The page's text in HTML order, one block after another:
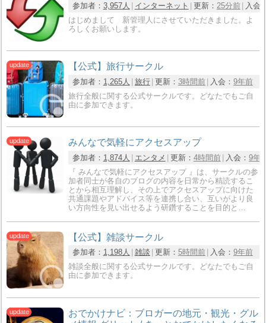
参加者： 3,957人 インターネット 更新： 25分前
入会
はじめまして 新管理人にさせていただきました。よ
ろしくお願いします。
【公式】旅行サークル
参加者： 1,265人 旅行 更新： 3時間前 入会： 9年前
旅行全般に関する公式サークルです。どなたでもご自
由に参加できます。
みんなで気軽にアクセスアップ
参加者： 1,874人 エンタメ 更新： 4時間前 入会： 9年
『 みんなで気軽にアクセスアップ 』は、サークルの参
加者同士が各自のブログの内容を日常から精読するこ
とから相互理解し、その上でアクセスアップに向けた
共通課題やアドバイス等を連携し合い、互いがより良
い方向性を見い出せるよう研鑽することを目的と…
【公式】雑談サークル
参加者： 1,198人 雑談 更新： 5時間前 入会： 9年前
雑談全般に関する公式サークルです。どなたでもご自
由に参加できます。
おでかけナビ：ブロガーの地元・観光・グル